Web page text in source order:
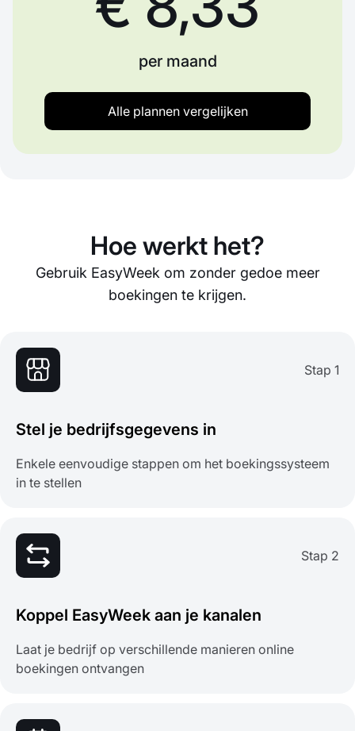
per maand
Alle plannen vergelijken
Hoe werkt het?
Gebruik EasyWeek om zonder gedoe meer
boekingen te krijgen.
Stap 1
Stel je bedrijfsgegevens in
Enkele eenvoudige stappen om het boekingssysteem
in te stellen
Stap 2
Koppel EasyWeek aan je kanalen
Laat je bedrijf op verschillende manieren online
boekingen ontvangen